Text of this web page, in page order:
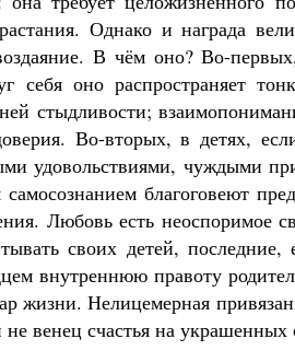
Однако и награда
В чём оно? Во-
себя оно распространяет
стыдливости;
Во-вторых, в детях,
удовольствиями, чуждыми
самосознанием благоговеют
Любовь есть
своих детей,
внутреннюю правоту
жизни. Нелицемерная
венец счастья на украшенных